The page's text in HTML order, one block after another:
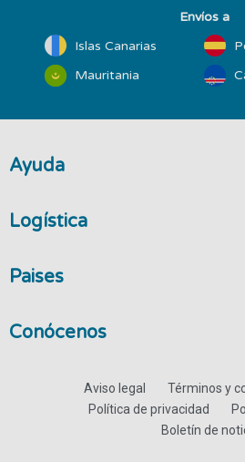
Envíos a
Islas Canarias
Mauritania
Ayuda
Logística
Paises
Conócenos
Aviso legal
Términos y
Política de privacidad
Boletín de